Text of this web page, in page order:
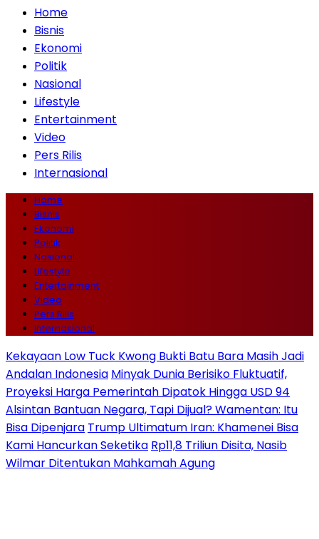
Home
Bisnis
Ekonomi
Politik
Nasional
Lifestyle
Entertainment
Video
Pers Rilis
Internasional
Home
Bisnis
Ekonomi
Politik
Nasional
Lifestyle
Entertainment
Video
Pers Rilis
Internasional
Kekayaan Low Tuck Kwong Bukti Batu Bara Masih Jadi
Andalan Indonesia Minyak Dunia Berisiko Fluktuatif,
Proyeksi Harga Pemerintah Dipatok Hingga USD 94
Alsintan Bantuan Negara, Tapi Dijual? Wamentan: Itu
Bisa Dipenjara Trump Ultimatum Iran: Khamenei Bisa
Kami Hancurkan Seketika Rp11,8 Triliun Disita, Nasib
Wilmar Ditentukan Mahkamah Agung